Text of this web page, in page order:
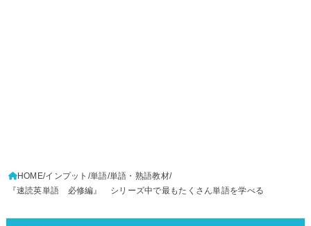
HOME インプット 単語 単語・熟語教材
『速読英単語 必修編』 シリーズ中で最もたくさん単語を学べる